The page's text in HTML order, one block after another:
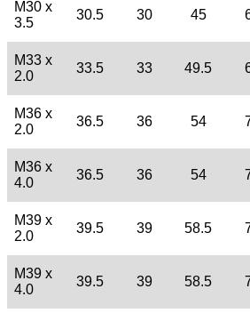
M30 x
3.5
30.5 30 45
M33 x
2.0
33.5 33 49.5
M36 x
2.0
36.5 36 54
M36 x
4.0
36.5 36 54
M39 x
2.0
39.5 39 58.5
M39 x
4.0
39.5 39 58.5